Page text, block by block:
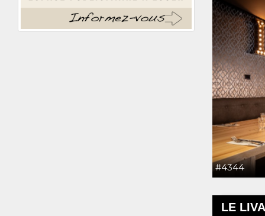
#4344
LE